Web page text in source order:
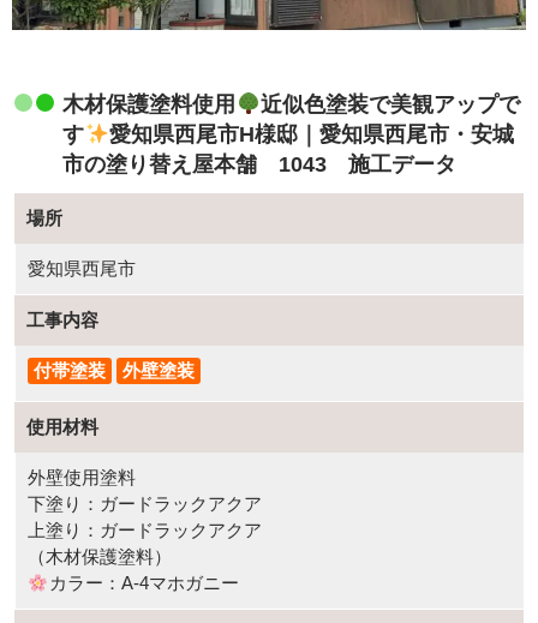
木材保護塗料使用
近似色塗装で美観アップで
す
愛知県西尾市H様邸｜愛知県西尾市・安城
市の塗り替え屋本舗 1043 施工データ
場所
愛知県西尾市
工事内容
付帯塗装 外壁塗装
使用材料
外壁使用塗料
下塗り：ガードラックアクア
上塗り：ガードラックアクア
（木材保護塗料）
カラー：A-4マホガニー